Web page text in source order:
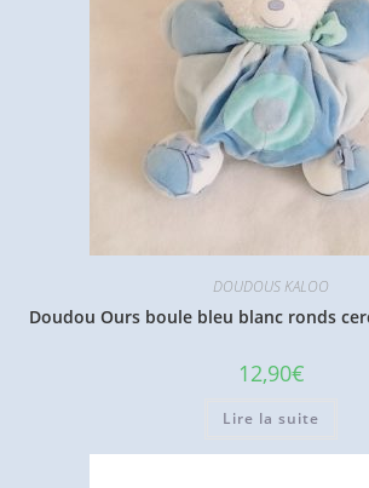
DOUDOUS KALOO
Doudou Ours boule bleu blanc ronds
12,90€
Lire la suite